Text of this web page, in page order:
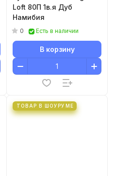
Loft 80П 1в.я Дуб
Намибия
0 Есть в наличии
В корзину
ТОВАР В ШОУРУМЕ